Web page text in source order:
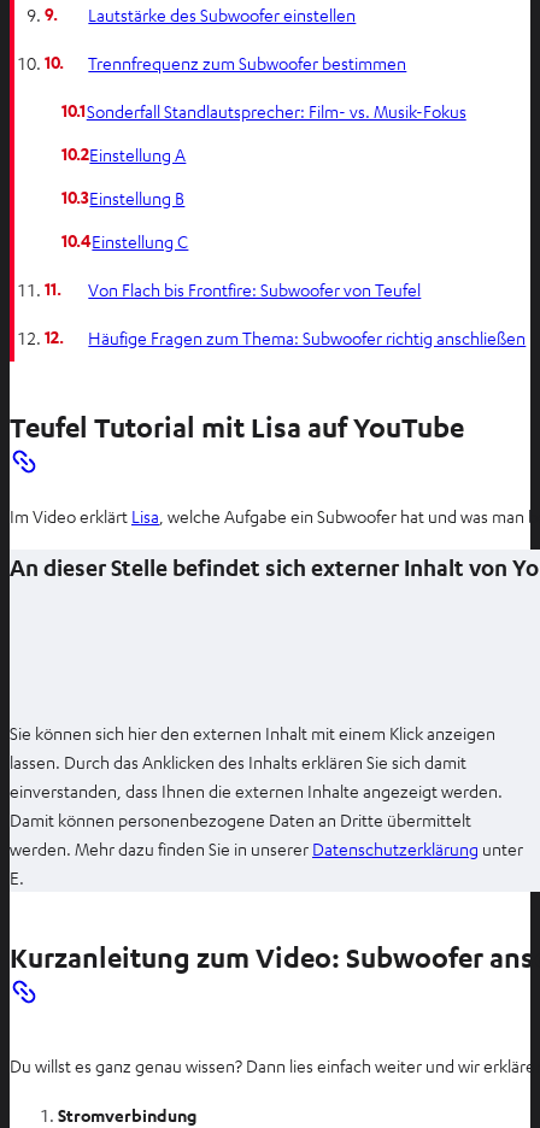
9. Lautstärke des Subwoofer einstellen
10. Trennfrequenz zum Subwoofer bestimmen
10.1Sonderfall Standlautsprecher: Film- vs. Musik-Fokus
10.2Einstellung A
10.3Einstellung B
10.4Einstellung C
11. Von Flach bis Frontfire: Subwoofer von Teufel
12. Häufige Fragen zum Thema: Subwoofer richtig anschließen
Teufel Tutorial mit Lisa auf YouTube
Im Video erklärt Lisa , welche Aufgabe ein Subwoofer hat und was
An dieser Stelle befindet sich externer Inhalt von
Sie können sich hier den externen Inhalt mit einem Klick anzeigen
lassen. Durch das Anklicken des Inhalts erklären Sie sich damit
einverstanden, dass Ihnen die externen Inhalte angezeigt werden.
Damit können personenbezogene Daten an Dritte übermittelt
werden. Mehr dazu finden Sie in unserer Datenschutzerklärung
u
unter
E.
Kurzanleitung zum Video: Subwoofer
Du willst es ganz genau wissen? Dann lies einfach weiter und wir
Stromverbindung